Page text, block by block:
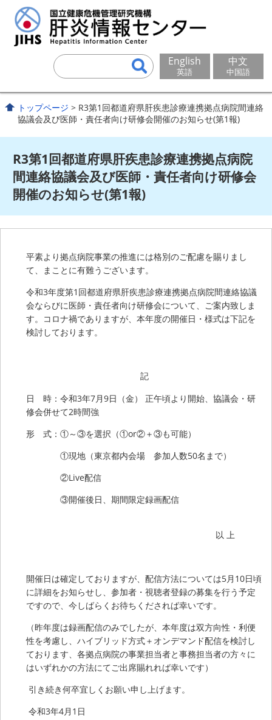
English
英語
中文
中国語
トップページ > R3第1回都道府県肝疾患診療連携拠点病院間連絡
協議会及び医師・責任者向け研修会開催のお知らせ(第1報)
R3第1回都道府県肝疾患診療連携拠点病院
間連絡協議会及び医師・責任者向け研修会
開催のお知らせ(第1報)
平素より拠点病院事業の推進には格別のご配慮を賜りまし
て、まことに有難うございます。
令和3年度第1回都道府県肝疾患診療連携拠点病院間連絡協議
会ならびに医師・責任者向け研修会について、ご案内致しま
す。コロナ禍でありますが、本年度の開催日・様式は下記を
検討しております。
記
日 時：令和3年7月9日（金） 正午頃より開始、協議会・研
修会併せて2時間強
形 式：①～③を選択（①or②＋③も可能）
①現地（東京都内会場 参加人数50名まで）
②Live配信
③開催後日、期間限定録画配信
以 上
開催日は確定しておりますが、配信方法については5月10日頃
に詳細をお知らせし、参加者・視聴者登録の募集を行う予定
ですので、今しばらくお待ちくだされば幸いです。
（昨年度は録画配信のみでしたが、本年度は双方向性・利便
性を考慮し、ハイブリッド方式＋オンデマンド配信を検討し
ております、各拠点病院の事業担当者と事務担当者の方々に
はいずれかの方法にてご出席賜れれば幸いです）
引き続き何卒宜しくお願い申し上げます。
令和3年4月1日